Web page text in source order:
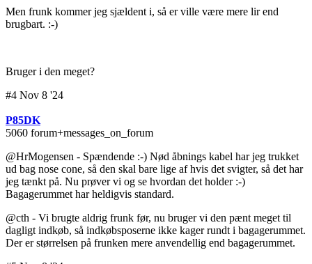
Men frunk kommer jeg sjældent i, så er ville være mere lir end
brugbart. :-)
Bruger i den meget?
#4 Nov 8 '24
P85DK
5060 forum+messages_on_forum
@HrMogensen - Spændende :-) Nød åbnings kabel har jeg trukket
ud bag nose cone, så den skal bare lige af hvis det svigter, så det har
jeg tænkt på. Nu prøver vi og se hvordan det holder :-)
Bagagerummet har heldigvis standard.
@cth - Vi brugte aldrig frunk før, nu bruger vi den pænt meget til
dagligt indkøb, så indkøbsposerne ikke kager rundt i bagagerummet.
Der er størrelsen på frunken mere anvendellig end bagagerummet.